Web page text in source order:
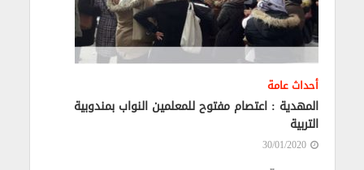
أحداث عامة
المهدية : اعتصام مفتوح للمعلمين النواب بمندوبية
التربية ‎
30/01/2020